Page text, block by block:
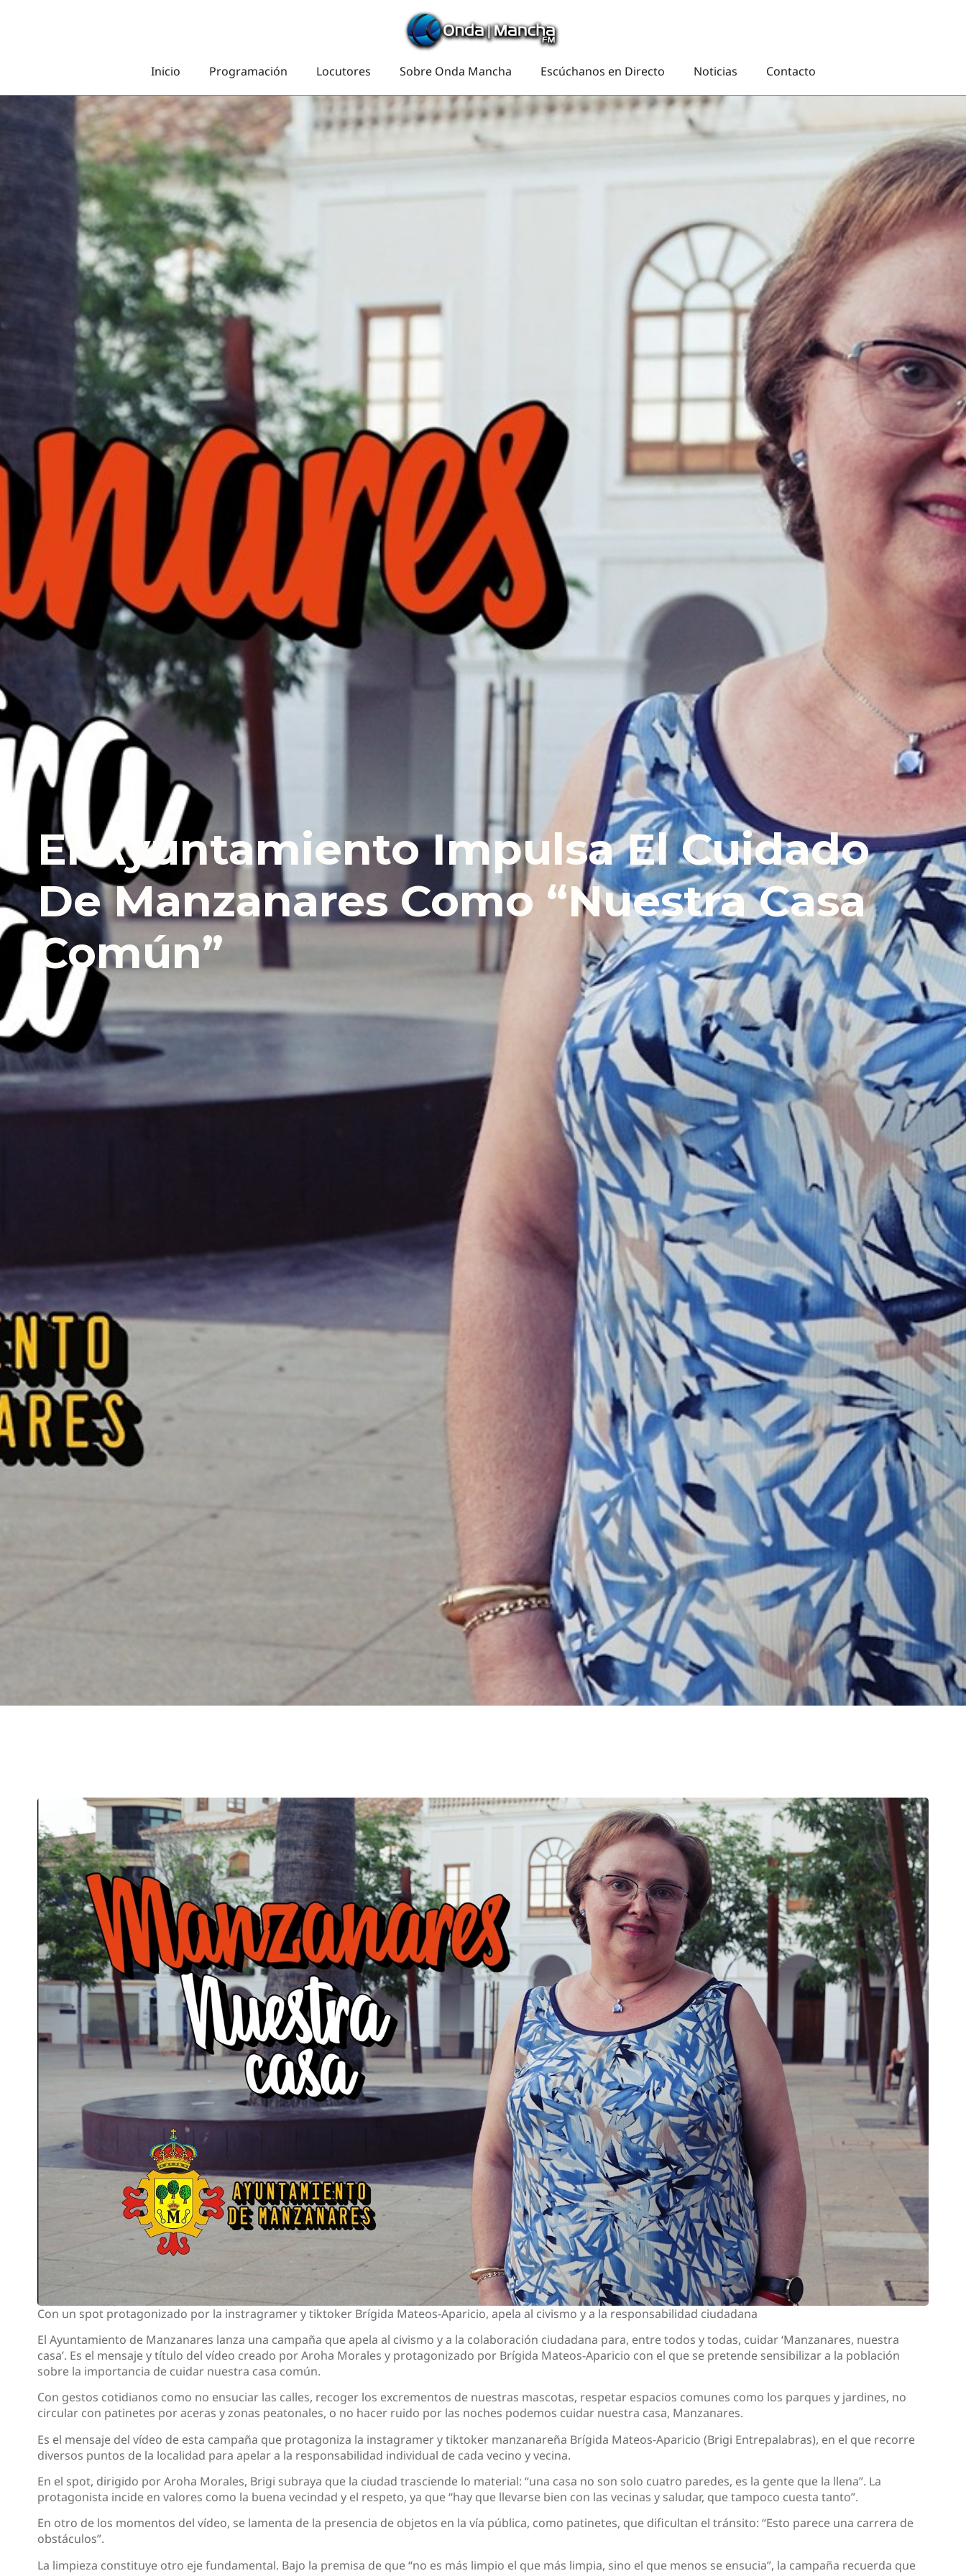
Inicio Programación Locutores Sobre Onda Mancha Escúchanos en Directo Noticias Contacto
El Ayuntamiento Impulsa El Cuidado
De Manzanares Como “nuestra Casa
Común”
Con un spot protagonizado por la instragramer y tiktoker Brígida Mateos-Aparicio, apela al civismo y a la responsabilidad ciudadana
El Ayuntamiento de Manzanares lanza una campaña que apela al civismo y a la colaboración ciudadana para, entre todos y todas, cuidar ‘Manzanares, nuestra
casa’. Es el mensaje y título del vídeo creado por Aroha Morales y protagonizado por Brígida Mateos-Aparicio con el que se pretende sensibilizar a la población
sobre la importancia de cuidar nuestra casa común.
Con gestos cotidianos como no ensuciar las calles, recoger los excrementos de nuestras mascotas, respetar espacios comunes como los parques y jardines, no
circular con patinetes por aceras y zonas peatonales, o no hacer ruido por las noches podemos cuidar nuestra casa, Manzanares.
Es el mensaje del vídeo de esta campaña que protagoniza la instagramer y tiktoker manzanareña Brígida Mateos-Aparicio (Brigi Entrepalabras), en el que recorre
diversos puntos de la localidad para apelar a la responsabilidad individual de cada vecino y vecina.
En el spot, dirigido por Aroha Morales, Brigi subraya que la ciudad trasciende lo material: “una casa no son solo cuatro paredes, es la gente que la llena”. La
protagonista incide en valores como la buena vecindad y el respeto, ya que “hay que llevarse bien con las vecinas y saludar, que tampoco cuesta tanto”.
En otro de los momentos del vídeo, se lamenta de la presencia de objetos en la vía pública, como patinetes, que dificultan el tránsito: “Esto parece una carrera de
obstáculos”.
La limpieza constituye otro eje fundamental. Bajo la premisa de que “no es más limpio el que más limpia, sino el que menos se ensucia”, la campaña recuerda que